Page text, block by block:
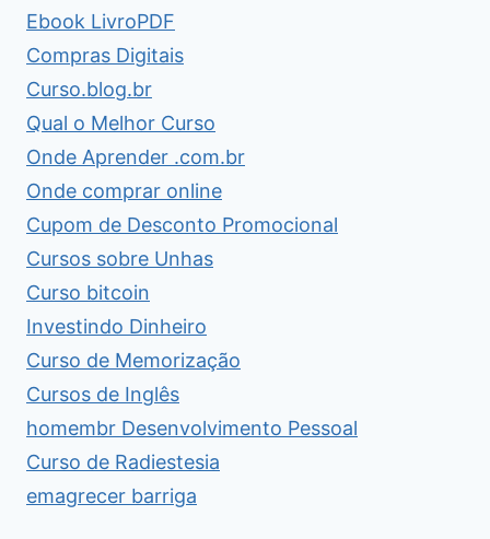
Ebook LivroPDF
Compras Digitais
Curso.blog.br
Qual o Melhor Curso
Onde Aprender .com.br
Onde comprar online
Cupom de Desconto Promocional
Cursos sobre Unhas
Curso bitcoin
Investindo Dinheiro
Curso de Memorização
Cursos de Inglês
homembr Desenvolvimento Pessoal
Curso de Radiestesia
emagrecer barriga